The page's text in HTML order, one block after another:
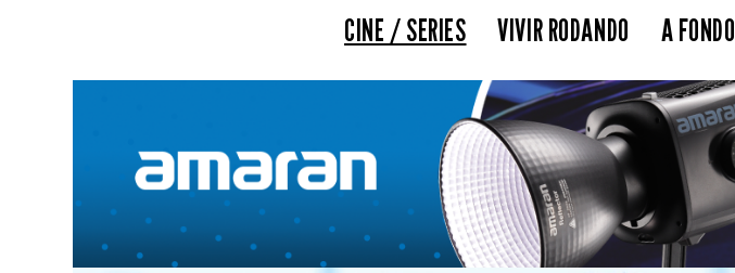
CINE / SERIES VIVIR RODANDO A FONDO